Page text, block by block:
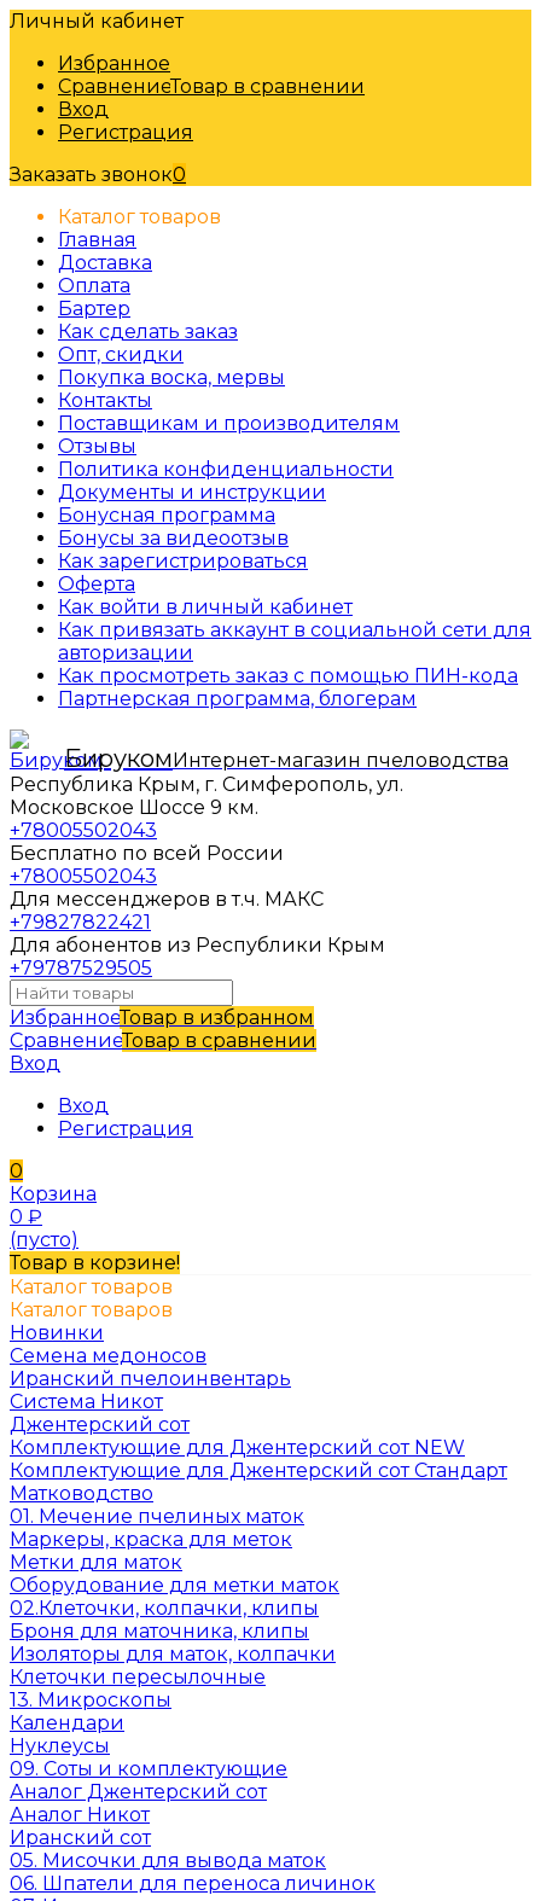
Личный кабинет
Избранное
СравнениеТовар в сравнении
Вход
Регистрация
Заказать звонок0
Каталог товаров
Главная
Доставка
Оплата
Бартер
Как сделать заказ
Опт, скидки
Покупка воска, мервы
Контакты
Поставщикам и производителям
Отзывы
Политика конфиденциальности
Документы и инструкции
Бонусная программа
Бонусы за видеоотзыв
Как зарегистрироваться
Оферта
Как войти в личный кабинет
Как привязать аккаунт в социальной сети для
авторизации
Как просмотреть заказ с помощью ПИН-кода
Партнерская программа, блогерам
БирукомИнтернет-магазин пчеловодства
Республика Крым, г. Симферополь, ул.
Московское Шоссе 9 км.
+78005502043
Бесплатно по всей России
+78005502043
Для мессенджеров в т.ч. МАКС
+79827822421
Для абонентов из Республики Крым
+79787529505
ИзбранноеТовар в избранном
СравнениеТовар в сравнении
Вход
Вход
Регистрация
0
Корзина
0 ₽
(пусто)
Товар в корзине!
Каталог товаров
Каталог товаров
Новинки
Семена медоносов
Иранский пчелоинвентарь
Система Никот
Джентерский сот
Комплектующие для Джентерский сот NEW
Комплектующие для Джентерский сот Стандарт
Матководство
01. Мечение пчелиных маток
Маркеры, краска для меток
Метки для маток
Оборудование для метки маток
02.Клеточки, колпачки, клипы
Броня для маточника, клипы
Изоляторы для маток, колпачки
Клеточки пересылочные
13. Микроскопы
Календари
Нуклеусы
09. Соты и комплектующие
Аналог Джентерский сот
Аналог Никот
Иранский сот
05. Мисочки для вывода маток
06. Шпатели для переноса личинок